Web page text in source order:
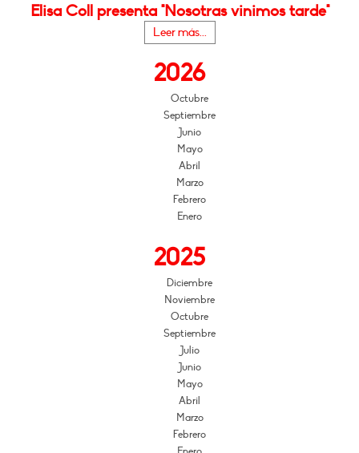
Elisa Coll presenta "Nosotras vinimos tarde"
Leer más...
2026
Octubre
Septiembre
Junio
Mayo
Abril
Marzo
Febrero
Enero
2025
Diciembre
Noviembre
Octubre
Septiembre
Julio
Junio
Mayo
Abril
Marzo
Febrero